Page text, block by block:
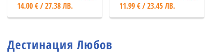
14.00 € / 27.38 ЛВ. 11.99 € / 23.45 ЛВ.
Дестинация Любов